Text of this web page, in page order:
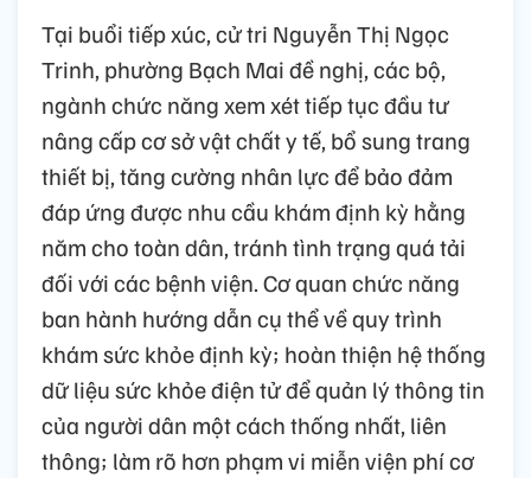
Tại buổi tiếp xúc, cử tri Nguyễn Thị Ngọc
Trinh, phường Bạch Mai đề nghị, các bộ,
ngành chức năng xem xét tiếp tục đầu tư
nâng cấp cơ sở vật chất y tế, bổ sung trang
thiết bị, tăng cường nhân lực để bảo đảm
đáp ứng được nhu cầu khám định kỳ hằng
năm cho toàn dân, tránh tình trạng quá tải
đối với các bệnh viện. Cơ quan chức năng
ban hành hướng dẫn cụ thể về quy trình
khám sức khỏe định kỳ; hoàn thiện hệ thống
dữ liệu sức khỏe điện tử để quản lý thông tin
của người dân một cách thống nhất, liên
thông; làm rõ hơn phạm vi miễn viện phí cơ